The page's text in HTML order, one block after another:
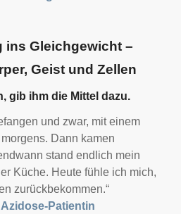
ins Gleichgewicht –
Geist und Zellen
gib ihm die Mittel dazu.
und zwar, mit einem
Dann kamen
stand endlich mein
Küche. Heute fühle ich mich,
zurückbekommen.“
Patientin